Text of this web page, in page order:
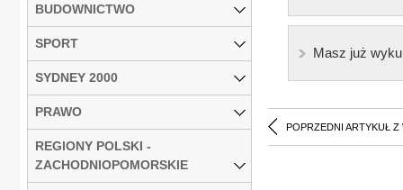
Masz już
POPRZEDNI ARTYKUŁ Z
BUDOWNICTWO
SPORT
SYDNEY 2000
PRAWO
REGIONY POLSKI -
ZACHODNIOPOMORSKIE